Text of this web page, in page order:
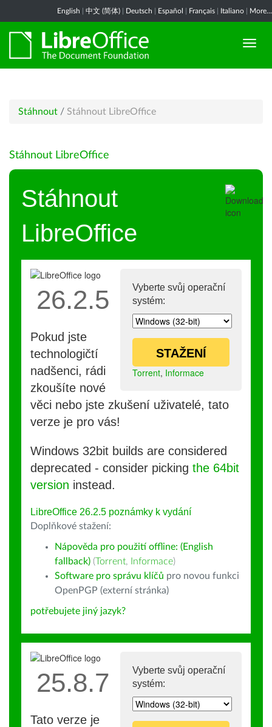
English 中文 (简体) Deutsch Español Français Italiano More...
Stáhnout / Stáhnout LibreOffice
Stáhnout LibreOffice
Stáhnout
LibreOffice
Vyberte svůj operační
systém:
STAŽENÍ
Torrent, Informace
26.2.5
Pokud jste
technologičtí
nadšenci, rádi
zkoušíte nové
věci nebo jste zkušení uživatelé, tato
verze je pro vás!
Windows 32bit builds are considered
deprecated - consider picking the 64bit
version instead.
LibreOffice 26.2.5 poznámky k vydání
Doplňkové stažení:
Nápověda pro použití offline: (English
fallback) (Torrent, Informace)
Software pro správu klíčů pro novou funkci
OpenPGP (externí stránka)
potřebujete jiný jazyk?
Vyberte svůj operační
systém:
25.8.7
Tato verze je